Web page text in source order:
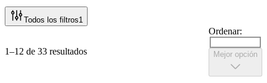
Todos los filtros1
1–12 de 33 resultados
Ordenar:
Mejor opción